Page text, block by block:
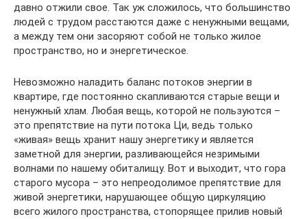
давно отжили свое. Так уж сложилось, что большинство
людей с трудом расстаются даже с ненужными вещами,
а между тем они засоряют собой не только жилое
пространство, но и энергетическое.
Невозможно наладить баланс потоков энергии в
квартире, где постоянно скапливаются старые вещи и
ненужный хлам. Любая вещь, которой не пользуются –
это препятствие на пути потока Ци, ведь только
«живая» вещь хранит нашу энергетику и является
заметной для энергии, разливающейся незримыми
волнами по нашему обиталищу. Вот и выходит, что гора
старого мусора – это непреодолимое препятствие для
живой энергетики, нарушающее общую циркуляцию
всего жилого пространства, стопорящее прилив новый